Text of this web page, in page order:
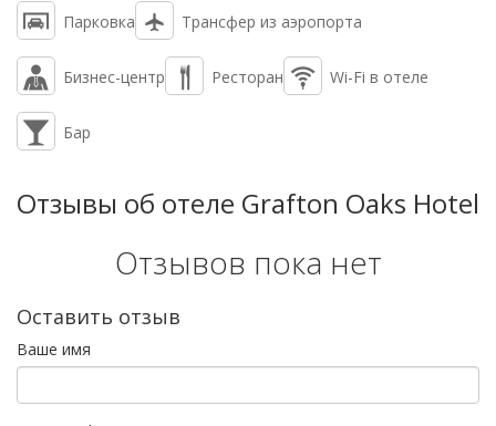
Парковка Трансфер из аэропорта
Бизнес-центр Ресторан Wi-Fi в отеле
Бар
Отзывы об отеле Grafton Oaks Hotel
Отзывов пока нет
Оставить отзыв
Ваше имя